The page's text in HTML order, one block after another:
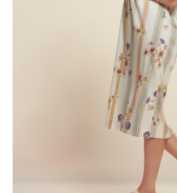
Lingerie-accessoires